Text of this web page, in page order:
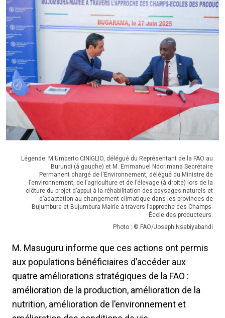
Légende: M.Umberto CINIGLIO, délégué du Représentant de la FAO au
Burundi (à gauche) et M. Emmanuel Ndorimana Secrétaire
Permanent chargé de l'Environnement, délégué du Ministre de
l’environnement, de l’agriculture et de l’élevage (à droite) lors de la
clôture du projet d’appui à la réhabilitation des paysages naturels et
d’adaptation au changement climatique dans les provinces de
Bujumbura et Bujumbura Mairie à travers l’approche des Champs-
École des producteurs.
Photo : © FAO/Joseph Nsabiyabandi
M. Masuguru informe que ces actions ont permis
aux populations bénéficiaires d’accéder aux
quatre améliorations stratégiques de la FAO :
amélioration de la production, amélioration de la
nutrition, amélioration de l’environnement et